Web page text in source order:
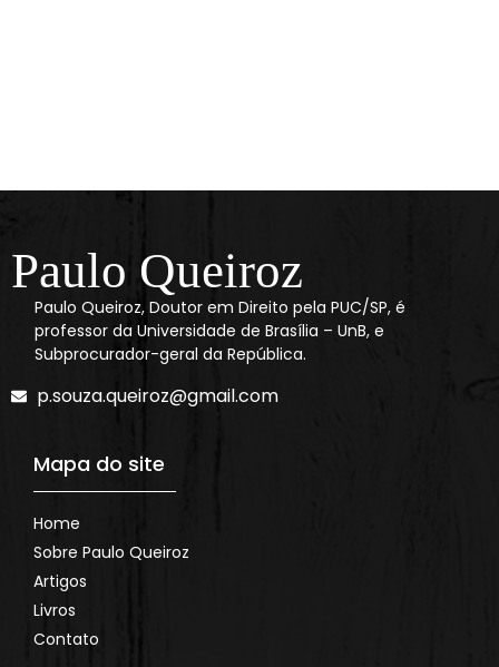
Paulo Queiroz
Paulo Queiroz, Doutor em Direito pela PUC/SP, é
professor da Universidade de Brasília – UnB, e
Subprocurador-geral da República.
p.souza.queiroz@gmail.com
Mapa do site
Home
Sobre Paulo Queiroz
Artigos
Livros
Contato